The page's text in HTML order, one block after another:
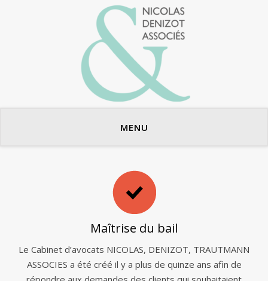
MENU
Maîtrise du bail
Le Cabinet d’avocats NICOLAS, DENIZOT, TRAUTMANN
ASSOCIES a été créé il y a plus de quinze ans afin de